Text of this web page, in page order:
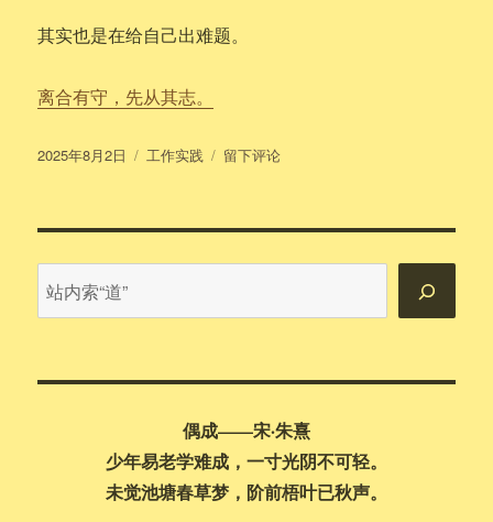
其实也是在给自己出难题。
离合有守，先从其志。
发
2025年8月2日
分
工作实践
于
其
留下评论
内
偶成——宋·朱熹
少年易老学难成，一寸光阴不可轻。
未觉池塘春草梦，阶前梧叶已秋声。